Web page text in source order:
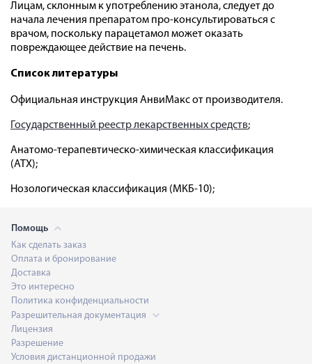
Лицам, склонным к употреблению этанола, следует до
начала лечения препаратом про-консультироваться с
врачом, поскольку парацетамол может оказать
повреждающее действие на печень.
Список литературы
Официальная инструкция АнвиМакс от производителя.
Государственный реестр лекарственных средств;
Анатомо-терапевтическо-химическая классификация
(ATX);
Нозологическая классификация (МКБ-10);
Помощь
Как сделать заказ
Оплата и бронирование
Доставка
Это интересно
Политика конфиденциальности
Разрешительная документация
Лицензия
Разрешение
Условия дистанционной продажи